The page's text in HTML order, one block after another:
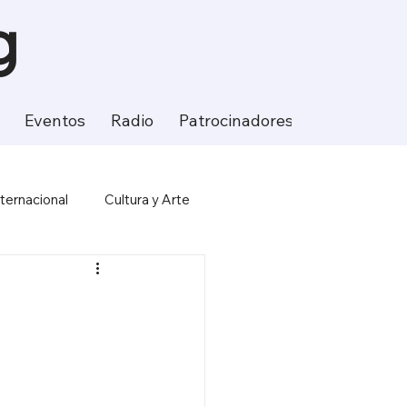
Eventos Radio Patrocinadores
Cultura y Arte
Ciencia y Tecnología